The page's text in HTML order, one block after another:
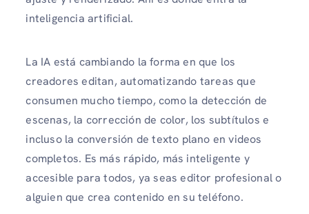
inteligencia artificial.
La IA está cambiando la forma en que los
creadores editan, automatizando tareas que
consumen mucho tiempo, como la detección de
escenas, la corrección de color, los subtítulos e
incluso la conversión de texto plano en videos
completos. Es más rápido, más inteligente y
accesible para todos, ya seas editor profesional o
alguien que crea contenido en su teléfono.